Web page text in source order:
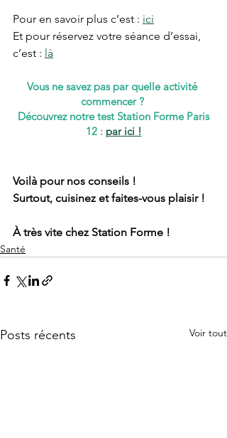
Pour en savoir plus c’est : ici
Et pour réservez votre séance d’essai,
c’est : là
Vous ne savez pas par quelle activité
commencer ?
12 : par ici !
Voilà pour nos conseils !
Surtout, cuisinez et faites-vous plaisir !
À très vite chez Station Forme !
Santé
Posts récents Voir tout